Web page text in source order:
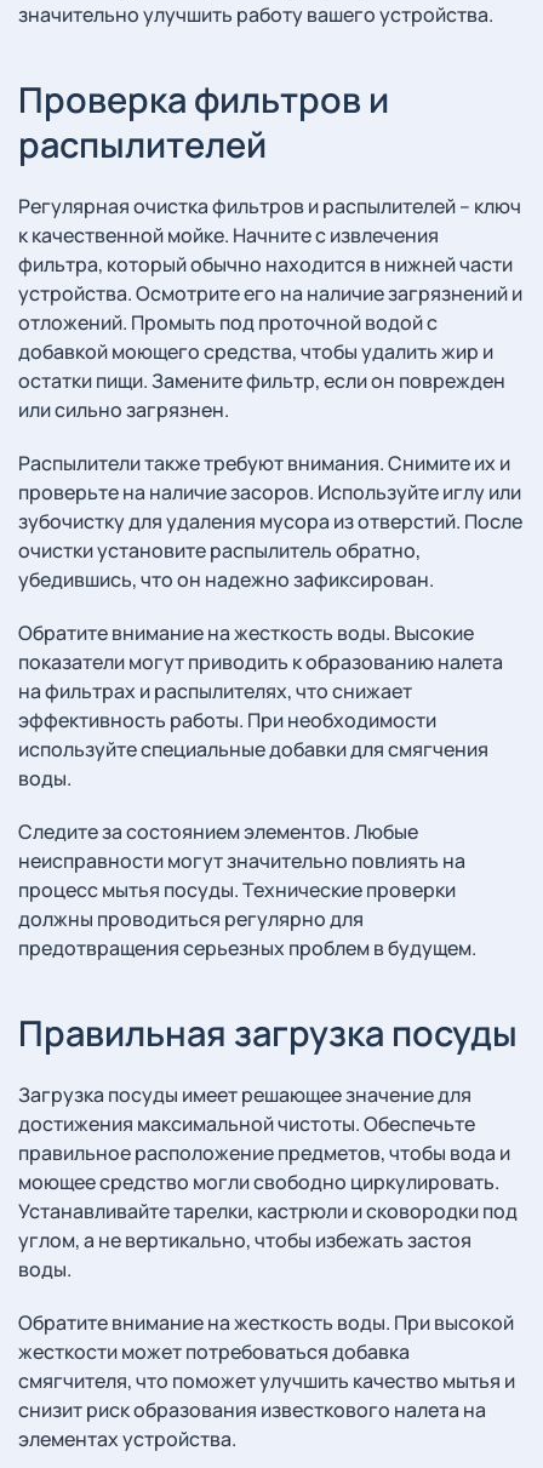
значительно улучшить работу вашего устройства.
Проверка фильтров и
распылителей
Регулярная очистка фильтров и распылителей – ключ
к качественной мойке. Начните с извлечения
фильтра, который обычно находится в нижней части
устройства. Осмотрите его на наличие загрязнений и
отложений. Промыть под проточной водой с
добавкой моющего средства, чтобы удалить жир и
остатки пищи. Замените фильтр, если он поврежден
или сильно загрязнен.
Распылители также требуют внимания. Снимите их и
проверьте на наличие засоров. Используйте иглу или
зубочистку для удаления мусора из отверстий. После
очистки установите распылитель обратно,
убедившись, что он надежно зафиксирован.
Обратите внимание на жесткость воды. Высокие
показатели могут приводить к образованию налета
на фильтрах и распылителях, что снижает
эффективность работы. При необходимости
используйте специальные добавки для смягчения
воды.
Следите за состоянием элементов. Любые
неисправности могут значительно повлиять на
процесс мытья посуды. Технические проверки
должны проводиться регулярно для
предотвращения серьезных проблем в будущем.
Правильная загрузка посуды
Загрузка посуды имеет решающее значение для
достижения максимальной чистоты. Обеспечьте
правильное расположение предметов, чтобы вода и
моющее средство могли свободно циркулировать.
Устанавливайте тарелки, кастрюли и сковородки под
углом, а не вертикально, чтобы избежать застоя
воды.
Обратите внимание на жесткость воды. При высокой
жесткости может потребоваться добавка
смягчителя, что поможет улучшить качество мытья и
снизит риск образования известкового налета на
элементах устройства.